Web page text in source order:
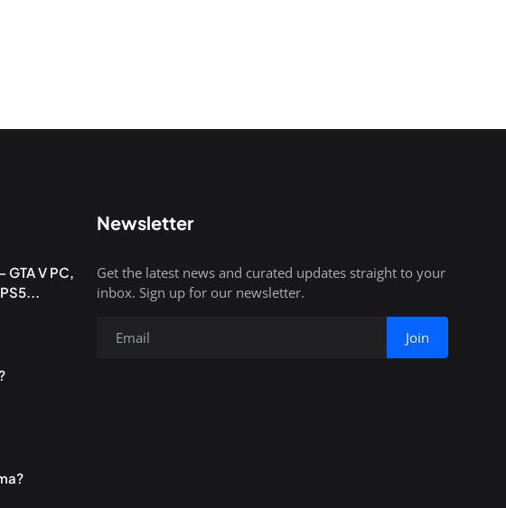
GTA V PC,
Newsletter
Get the latest news and curated updates straight to your
inbox. Sign up for our newsletter.
Join